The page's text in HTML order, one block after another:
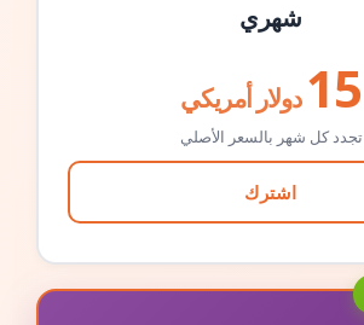
شهري
15 دولار أمريكي
تجدد كل شهر بالسعر الأصلي
اشترك